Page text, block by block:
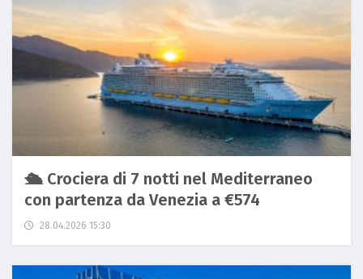
🛳️ Crociera di 7 notti nel Mediterraneo
con partenza da Venezia a €574
28.04.2026 15:30